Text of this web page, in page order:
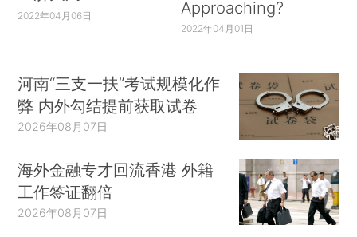
2022年04月06日
Approaching?
2022年04月01日
河南“三支一扶”考试规模化作
弊 内外勾结提前获取试卷
2026年08月07日
海外金融专才回流香港 外籍
工作签证翻倍
2026年08月07日